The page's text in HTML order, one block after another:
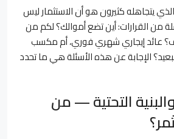
يتجاهله كثيرون هو أن الاستثمار ليس
من القرارات: أين تضع أموالك؟ لكم من
عائد إيجاري شهري فوري، أم مكسب
الإجابة عن هذه الأسئلة هي ما تحدد
التحتية — من